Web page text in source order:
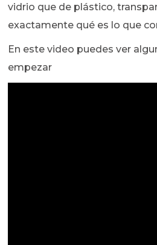
vidrio que de plástico,
exactamente qué es lo que
En este video puedes ver
empezar